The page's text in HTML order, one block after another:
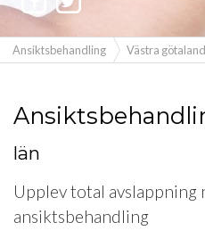
Ansiktsbehandling Västra
län
Upplev total avslappning
ansiktsbehandling